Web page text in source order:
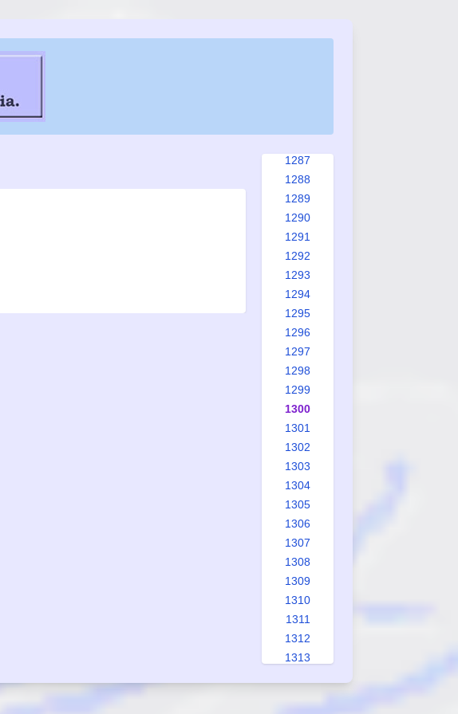
1287
1288
1289
1290
1291
1292
1293
1294
1295
1296
1297
1298
1299
1300
1301
1302
1303
1304
1305
1306
1307
1308
1309
1310
1311
1312
1313